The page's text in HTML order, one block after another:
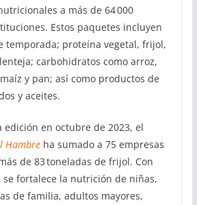
a más de 64 000
Estos paquetes incluyen
temporada; proteína vegetal, frijol,
carbohidratos como arroz,
y pan; así como productos de
y aceites.
edición en octubre de 2023, el
Hambreha sumado a 75 empresas
de 83 toneladas de frijol. Con
se fortalece la nutrición de niñas,
de familia, adultos mayores,